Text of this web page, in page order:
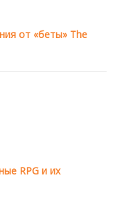
от «беты» The
RPG и их